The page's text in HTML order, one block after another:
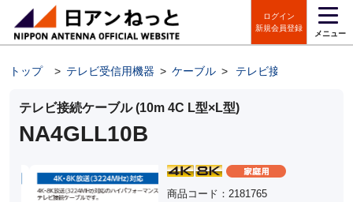
ログイン
新規会員登録
メニュー
トップ > テレビ受信用機器 > ケーブル > テレビ接続ケーブル
テレビ接続ケーブル (10m 4C L型×L型)
NA4GLL10B
商品コード：2181765